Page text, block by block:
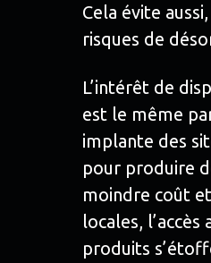
Cela évite
risques de
L’intérêt de
est le même
implante des
pour produire
moindre coût
locales,
produits